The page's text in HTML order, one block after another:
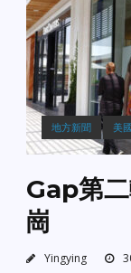
地方新聞 美
Gap第
崗
Yingying